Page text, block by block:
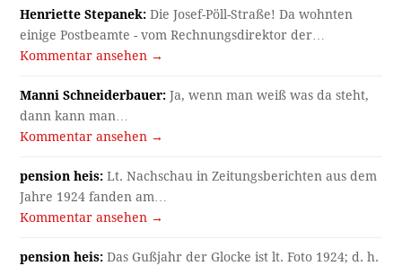
Henriette Stepanek: Die Josef-Pöll-Straße! Da wohnten
einige Postbeamte - vom Rechnungsdirektor der…
Kommentar ansehen →
Manni Schneiderbauer: Ja, wenn man weiß was da steht,
dann kann man…
Kommentar ansehen →
pension heis: Lt. Nachschau in Zeitungsberichten aus dem
Jahre 1924 fanden am…
Kommentar ansehen →
pension heis: Das Gußjahr der Glocke ist lt. Foto 1924; d. h.